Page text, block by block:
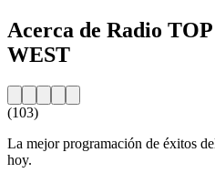
Acerca de Radio
WEST
(103)
La mejor programación de éxitos
hoy.